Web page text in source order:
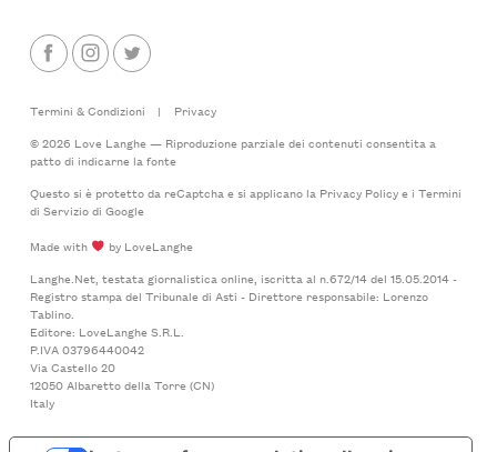
Termini & Condizioni |
Privacy
© 2026 Love Langhe — Riproduzione parziale dei contenuti consentita a
patto di indicarne la fonte
Questo si è protetto da reCaptcha e si applicano la Privacy Policye i Termini
di Serviziodi Google
Made with
by LoveLanghe
Langhe.Net, testata giornalistica online, iscritta al n.672/14 del 15.05.2014 -
Registro stampa del Tribunale di Asti - Direttore responsabile: Lorenzo
Tablino.
Editore: LoveLanghe S.R.L.
P.IVA 03796440042
Via Castello 20
12050 Albaretto della Torre (CN)
Italy